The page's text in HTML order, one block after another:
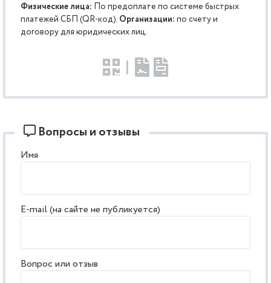
Физические лица: По предоплате по системе быстрых
платежей СБП (QR-код). Организации: по счету и
договору для юридических лиц.
|
Вопросы и отзывы
Имя
E-mail (на сайте не публикуется)
Вопрос или отзыв